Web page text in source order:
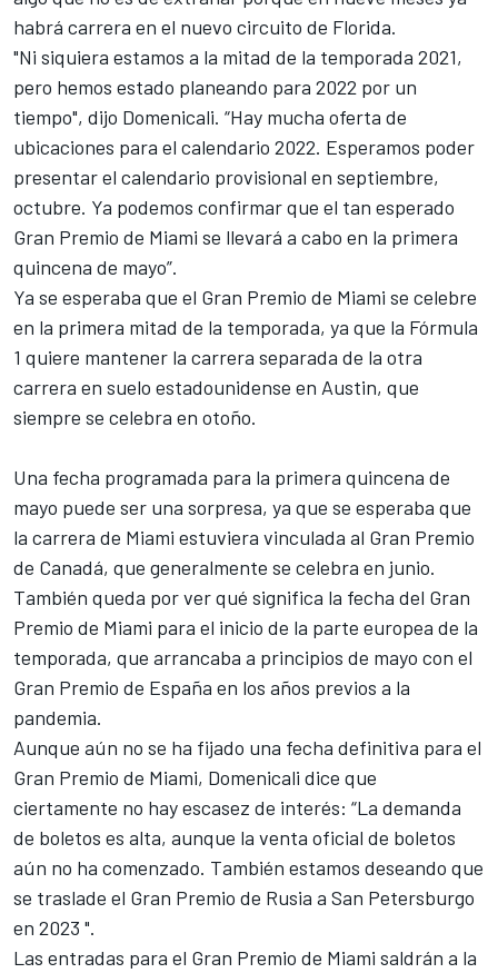
habrá carrera en el nuevo circuito de Florida.
"Ni siquiera estamos a la mitad de la temporada 2021,
pero hemos estado planeando para 2022 por un
tiempo", dijo Domenicali. “Hay mucha oferta de
ubicaciones para el calendario 2022. Esperamos poder
presentar el calendario provisional en septiembre,
octubre. Ya podemos confirmar que el tan esperado
Gran Premio de Miami se llevará a cabo en la primera
quincena de mayo”.
Ya se esperaba que el Gran Premio de Miami se celebre
en la primera mitad de la temporada, ya que la Fórmula
1 quiere mantener la carrera separada de la otra
carrera en suelo estadounidense en Austin, que
siempre se celebra en otoño.
Una fecha programada para la primera quincena de
mayo puede ser una sorpresa, ya que se esperaba que
la carrera de Miami estuviera vinculada al Gran Premio
de Canadá, que generalmente se celebra en junio.
También queda por ver qué significa la fecha del Gran
Premio de Miami para el inicio de la parte europea de la
temporada, que arrancaba a principios de mayo con el
Gran Premio de España en los años previos a la
pandemia.
Aunque aún no se ha fijado una fecha definitiva para el
Gran Premio de Miami, Domenicali dice que
ciertamente no hay escasez de interés: “La demanda
de boletos es alta, aunque la venta oficial de boletos
aún no ha comenzado. También estamos deseando que
se traslade el Gran Premio de Rusia a San Petersburgo
en 2023 ".
Las entradas para el Gran Premio de Miami saldrán a la